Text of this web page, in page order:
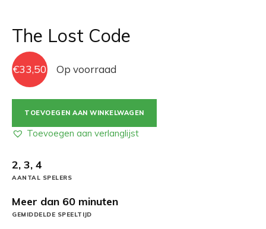
The Lost Code
€33,50 Op voorraad
Lost
Code
TOEVOEGEN AAN WINKELWAGEN
Toevoegen aan verlanglijst
2, 3, 4
AANTAL SPELERS
Meer dan 60 minuten
GEMIDDELDE SPEELTIJD